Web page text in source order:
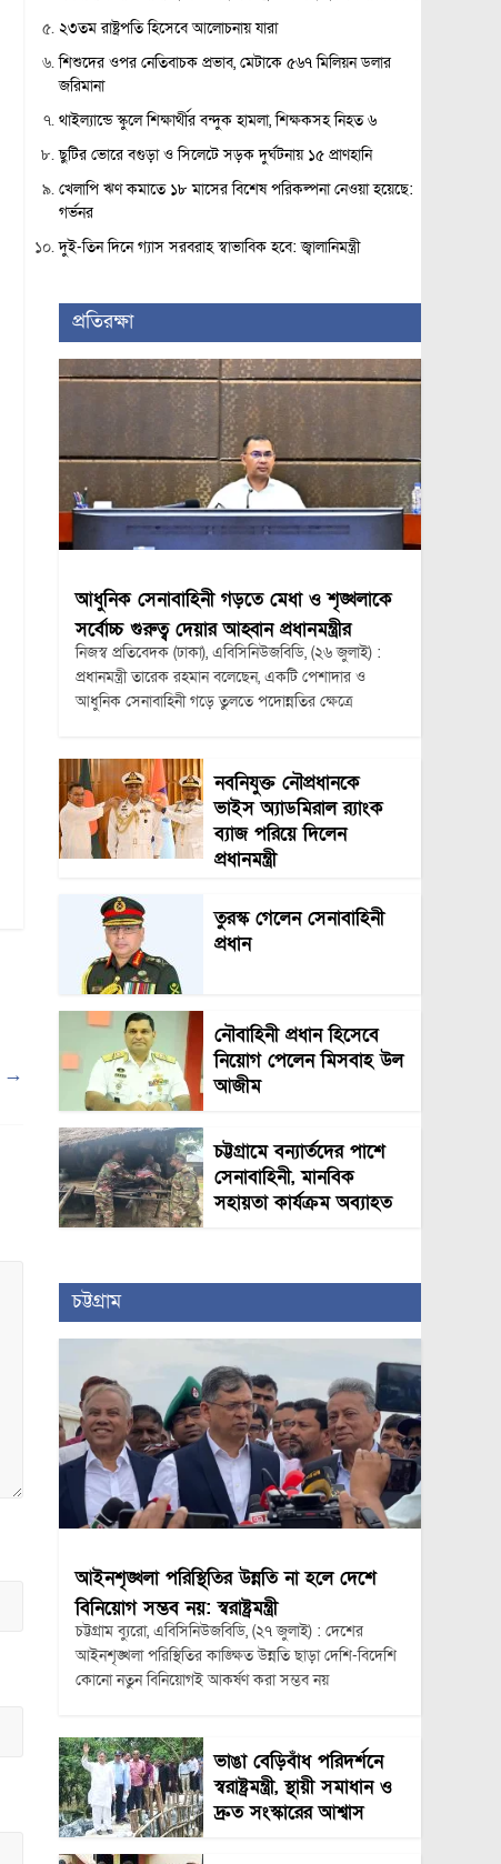
→
২৩তম রাষ্ট্রপতি হিসেবে আলোচনায় যারা
শিশুদের ওপর নেতিবাচক প্রভাব, মেটাকে ৫৬৭ মিলিয়ন ডলার
জরিমানা
থাইল্যান্ডে স্কুলে শিক্ষার্থীর বন্দুক হামলা, শিক্ষকসহ নিহত ৬
ছুটির ভোরে বগুড়া ও সিলেটে সড়ক দুর্ঘটনায় ১৫ প্রাণহানি
খেলাপি ঋণ কমাতে ১৮ মাসের বিশেষ পরিকল্পনা নেওয়া হয়েছে:
গর্ভনর
দুই-তিন দিনে গ্যাস সরবরাহ স্বাভাবিক হবে: জ্বালানিমন্ত্রী
প্রতিরক্ষা
আধুনিক সেনাবাহিনী গড়তে মেধা ও শৃঙ্খলাকে
সর্বোচ্চ গুরুত্ব দেয়ার আহ্বান প্রধানমন্ত্রীর
নিজস্ব প্রতিবেদক (ঢাকা), এবিসিনিউজবিডি, (২৬ জুলাই) :
প্রধানমন্ত্রী তারেক রহমান বলেছেন, একটি পেশাদার ও
আধুনিক সেনাবাহিনী গড়ে তুলতে পদোন্নতির ক্ষেত্রে
নবনিযুক্ত নৌপ্রধানকে
ভাইস অ্যাডমিরাল র‍্যাংক
ব্যাজ পরিয়ে দিলেন
প্রধানমন্ত্রী
তুরস্ক গেলেন সেনাবাহিনী
প্রধান
নৌবাহিনী প্রধান হিসেবে
নিয়োগ পেলেন মিসবাহ উল
আজীম
চট্টগ্রামে বন্যার্তদের পাশে
সেনাবাহিনী, মানবিক
সহায়তা কার্যক্রম অব্যাহত
চট্টগ্রাম
আইনশৃঙ্খলা পরিস্থিতির উন্নতি না হলে দেশে
বিনিয়োগ সম্ভব নয়: স্বরাষ্ট্রমন্ত্রী
চট্টগ্রাম ব্যুরো, এবিসিনিউজবিডি, (২৭ জুলাই) : দেশের
আইনশৃঙ্খলা পরিস্থিতির কাঙ্ক্ষিত উন্নতি ছাড়া দেশি-বিদেশি
কোনো নতুন বিনিয়োগই আকর্ষণ করা সম্ভব নয়
ভাঙা বেড়িবাঁধ পরিদর্শনে
স্বরাষ্ট্রমন্ত্রী, স্থায়ী সমাধান ও
দ্রুত সংস্কারের আশ্বাস